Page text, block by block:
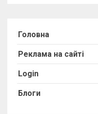
Головна
Реклама на сайті
Login
Блоги